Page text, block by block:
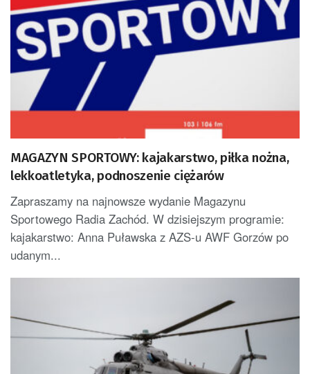
MAGAZYN SPORTOWY: kajakarstwo, piłka nożna,
lekkoatletyka, podnoszenie ciężarów
Zapraszamy na najnowsze wydanie Magazynu
Sportowego Radia Zachód. W dzisiejszym programie:
kajakarstwo: Anna Puławska z AZS-u AWF Gorzów po
udanym...